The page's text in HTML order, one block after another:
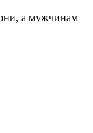
а мужчинам